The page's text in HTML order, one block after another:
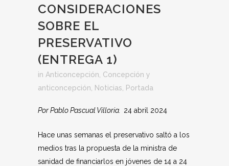
CONSIDERACIONES
SOBRE EL
PRESERVATIVO
(ENTREGA 1)
in Anticoncepción Concepción y
anticoncepción
Noticias Portada
Por Pablo Pascual Villoria. 24 abril 2024
Hace unas semanas el preservativo saltó a los
medios tras la propuesta de la ministra de
sanidad de financiarlos en jóvenes de 14 a 24